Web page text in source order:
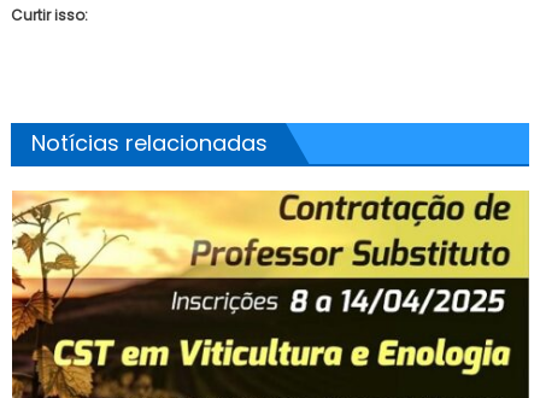
Curtir isso:
Notícias relacionadas